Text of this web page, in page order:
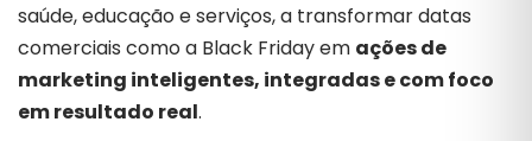
saúde, educação e serviços, a transformar datas
comerciais como a Black Friday em ações de
marketing inteligentes, integradas e com foco
em resultado real.